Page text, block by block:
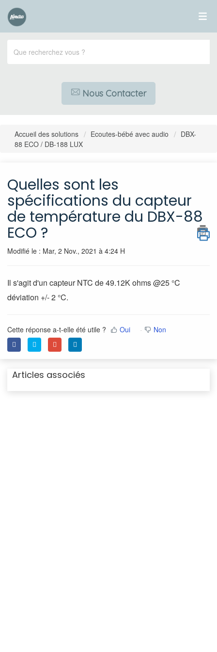
Nous Contacter
Accueil des solutions Ecoutes-bébé avec audio
DBX-
88 ECO / DB-188 LUX
Quelles sont les
spécifications du capteur
de température du DBX-88
ECO ?
Modifié le : Mar, 2 Nov., 2021 à 4:24 H
Il s'agit d'un capteur NTC de 49.12K ohms @25 °C
déviation +/- 2 °C.
Cette réponse a-t-elle été utile ? Oui Non
Articles associés